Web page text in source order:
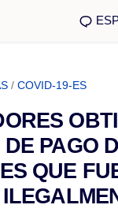
/ COVID-19-ES
PAGO
QUE